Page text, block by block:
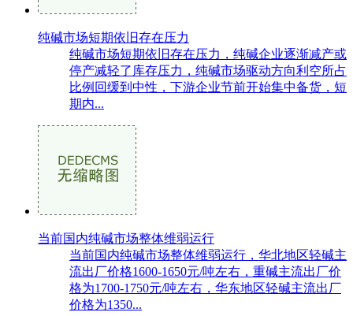
纯碱市场短期依旧存在压力
纯碱市场短期依旧存在压力，纯碱企业逐渐减产或
停产减轻了库存压力，纯碱市场驱动方向利空所占
比例回缓到中性，下游企业节前开始集中备货，短
期内...
当前国内纯碱市场整体维弱运行
当前国内纯碱市场整体维弱运行，华北地区轻碱主
流出厂价格1600-1650元/吨左右，重碱主流出厂价
格为1700-1750元/吨左右，华东地区轻碱主流出厂
价格为1350...